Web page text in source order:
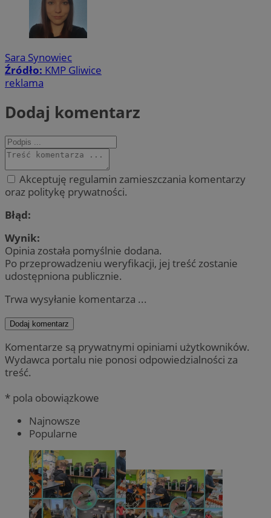
Sara Synowiec
Źródło: KMP Gliwice
reklama
Dodaj komentarz
Akceptuję regulamin zamieszczania komentarzy
oraz politykę prywatności.
Błąd:
Wynik:
Opinia została pomyślnie dodana.
Po przeprowadzeniu weryfikacji, jej treść zostanie
udostępniona publicznie.
Trwa wysyłanie komentarza ...
Dodaj komentarz
Komentarze są prywatnymi opiniami użytkowników.
Wydawca portalu nie ponosi odpowiedzialności za
treść.
* pola obowiązkowe
Najnowsze
Popularne